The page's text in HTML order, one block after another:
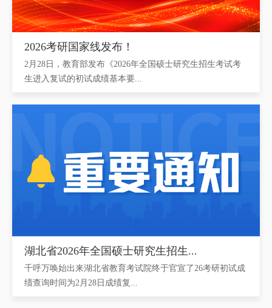
2026考研国家线发布！
2月28日，教育部发布《2026年全国硕士研究生招生考试考
生进入复试的初试成绩基本要...
湖北省2026年全国硕士研究生招生...
千呼万唤始出来湖北省教育考试院终于官宣了26考研初试成
绩查询时间为2月28日成绩复...